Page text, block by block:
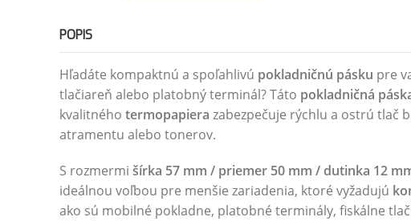
POPIS
Hľadáte kompaktnú a spoľahlivú pokladničnú pásku pre
tlačiareň alebo platobný terminál? Táto pokladničná
kvalitného termopapiera zabezpečuje rýchlu a ostrú tlač
atramentu alebo tonerov.
S rozmermi šírka 57 mm / priemer 50 mm / dutinka 12
ideálnou voľbou pre menšie zariadenia, ktoré vyžadujú
ako sú mobilné pokladne, platobné terminály, fiskálne